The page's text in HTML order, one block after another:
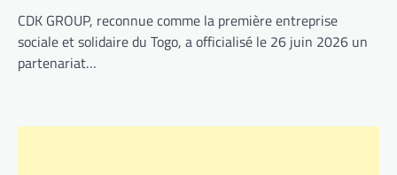
CDK GROUP, reconnue comme la première entreprise
sociale et solidaire du Togo, a officialisé le 26 juin 2026 un
partenariat…